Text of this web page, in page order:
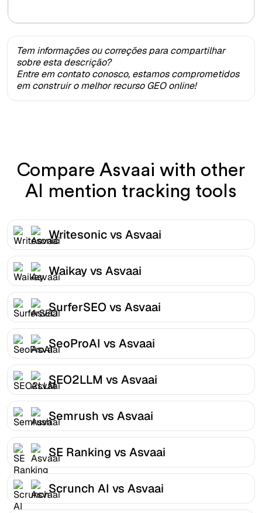
Tem informações ou correções para compartilhar
sobre esta descrição?
Entre em contato conosco, estamos comprometidos
em construir o melhor recurso GEO online!
Compare Asvaai with other
AI mention tracking tools
Writesonic vs Asvaai
Waikay vs Asvaai
SurferSEO vs Asvaai
SeoProAI vs Asvaai
SEO2LLM vs Asvaai
Semrush vs Asvaai
SE Ranking vs Asvaai
Scrunch AI vs Asvaai